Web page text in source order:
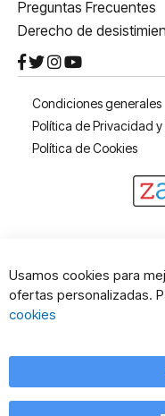
Preguntas Frecuentes
Derecho de
Condiciones generales
Política de Privacidad y
Política de Cookies
Usamos cookies para
ofertas personalizadas.
cookies